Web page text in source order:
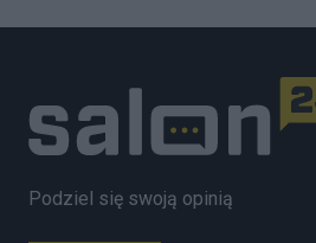
Podziel się swoją opinią